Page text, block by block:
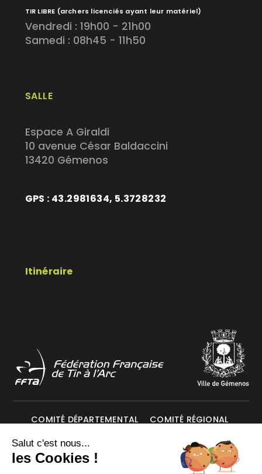
SALLE
Espace A Giraldi
10 avenue César Baldaccini
13420 Gémenos
GPS : 43.2981634, 5.3728232
Itinéraire
TIR LIBRE (archers licenciés ayant leur matériel)
Vendredi : 19h00 - 21h00
Samedi : 08h45 - 11h50
COMITÉ DÉPARTEMENTAL COMITÉ RÉGIONAL
Mentions légales Données personnelles
Salut c'est nous...
les Cookies !